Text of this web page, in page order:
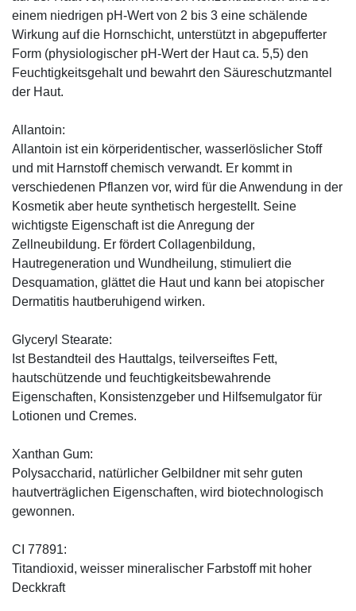
einem niedrigen pH-Wert von 2 bis 3 eine schälende
Wirkung auf die Hornschicht, unterstützt in abgepufferter
Form (physiologischer pH-Wert der Haut ca. 5,5) den
Feuchtigkeitsgehalt und bewahrt den Säureschutzmantel
der Haut.
Allantoin:
Allantoin ist ein körperidentischer, wasserlöslicher Stoff
und mit Harnstoff chemisch verwandt. Er kommt in
verschiedenen Pflanzen vor, wird für die Anwendung in der
Kosmetik aber heute synthetisch hergestellt. Seine
wichtigste Eigenschaft ist die Anregung der
Zellneubildung. Er fördert Collagenbildung,
Hautregeneration und Wundheilung, stimuliert die
Desquamation, glättet die Haut und kann bei atopischer
Dermatitis hautberuhigend wirken.
Glyceryl Stearate:
Ist Bestandteil des Hauttalgs, teilverseiftes Fett,
hautschützende und feuchtigkeitsbewahrende
Eigenschaften, Konsistenzgeber und Hilfsemulgator für
Lotionen und Cremes.
Xanthan Gum:
Polysaccharid, natürlicher Gelbildner mit sehr guten
hautverträglichen Eigenschaften, wird biotechnologisch
gewonnen.
CI 77891:
Titandioxid, weisser mineralischer Farbstoff mit hoher
Deckkraft